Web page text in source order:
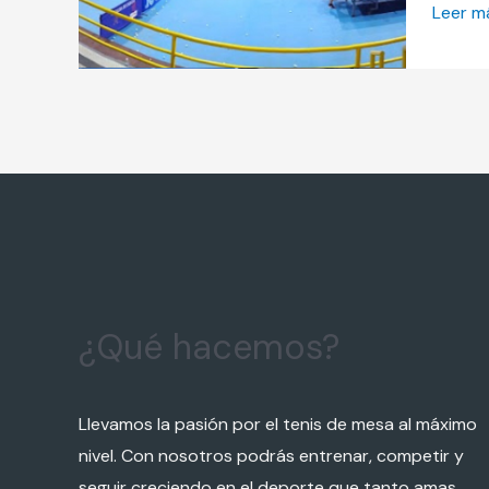
Leer
¿Qué hacemos?
Llevamos la pasión por el tenis de mesa al máximo
nivel. Con nosotros podrás entrenar, competir y